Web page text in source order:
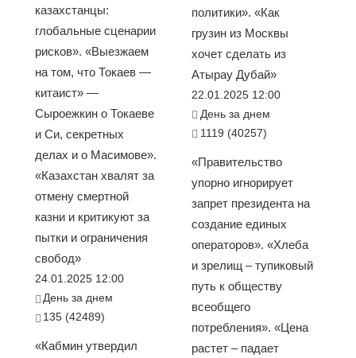
казахстанцы:
глобальные сценарии
рисков». «Выезжаем
на том, что Токаев —
китаист» —
Сыроежкин о Токаеве
и Си, секретных
делах и о Масимове».
«Казахстан хвалят за
отмену смертной
казни и критикуют за
пытки и ограничения
свобод»
24.01.2025 12:00
День за днем
135 (42489)
«Кабмин утвердил
политики». «Как
грузин из Москвы
хочет сделать из
Атырау Дубай»
22.01.2025 12:00
День за днем
1119 (40257)
«Правительство
упорно игнорирует
запрет президента на
создание единых
операторов». «Хлеба
и зрелищ – тупиковый
путь к обществу
всеобщего
потребления». «Цена
растет – падает